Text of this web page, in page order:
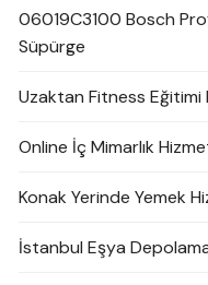
06019C3100 Bosch
Süpürge
Uzaktan Fitness Eğitimi
Online İç Mimarlık
Konak Yerinde Yemek
İstanbul Eşya